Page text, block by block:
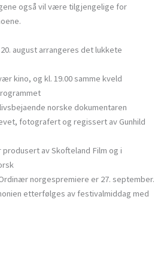
også vil være tilgjengelige for
august arrangeres det lukkete
kino, og kl. 19.00 samme kveld
norske dokumentaren
fotografert og regissert av Gunhild
produsert av Skofteland Film og i
norgespremiere er 27. september.
etterfølges av festivalmiddag med